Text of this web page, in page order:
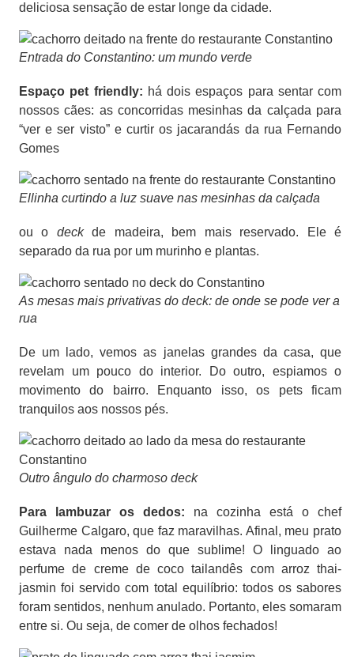
deliciosa sensação de estar longe da cidade.
Entrada do Constantino: um mundo verde
Espaço pet friendly: há dois espaços para sentar com
nossos cães: as concorridas mesinhas da calçada para
“vere ser visto” e curtir os jacarandás da rua Fernando
Gomes
Ellinha curtindo a luz suave nas mesinhas da calçada
ou o deckde madeira, bem mais reservado. Ele é
separado da rua por um murinho e plantas.
As mesas mais privativas do deck: de onde se pode ver a
rua
De um lado, vemos as janelas grandes da casa, que
revelam um pouco do interior. Do outro, espiamos o
movimento do bairro. Enquanto isso, os pets ficam
tranquilos aos nossos pés.
Outro ângulo do charmoso deck
Para lambuzar os dedos: na cozinha está o chef
Guilherme Calgaro, que faz maravilhas. Afinal, meu prato
estava nada menos do que sublime! O linguado ao
perfume de creme de coco tailandês com arroz thai-
jasmin foi servido com total equilíbrio: todos os sabores
foram sentidos, nenhum anulado. Portanto, e les somaram
entre si. Ou seja, de comer de olhos fechados!